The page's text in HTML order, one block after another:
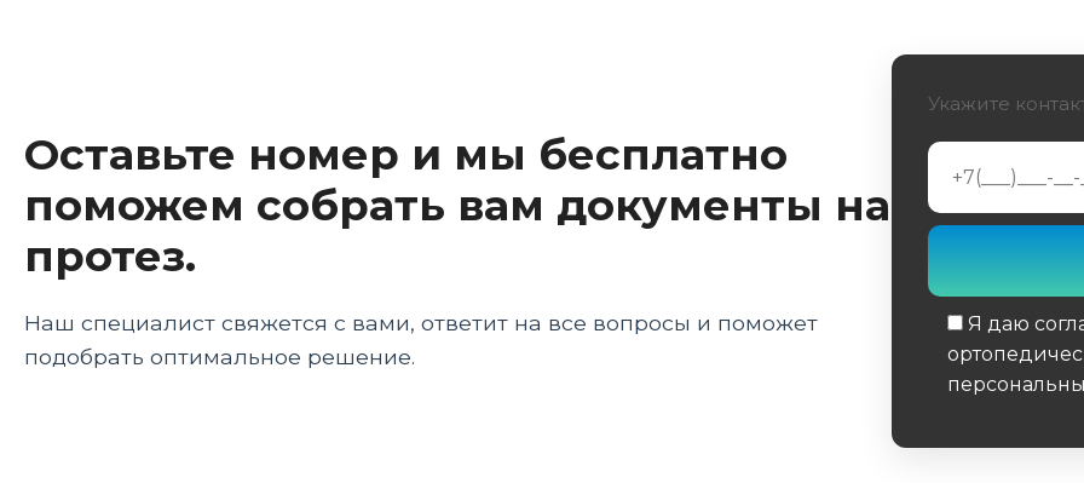
Оставьте номер и мы бесплатно
поможем собрать вам документы на
протез.
Наш специалист свяжется с вами, ответит на все вопросы и поможет
подобрать оптимальное решение.
Укажите
Я даю